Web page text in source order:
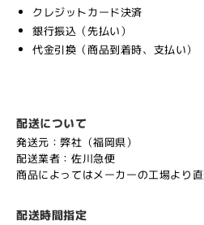
クレジットカード決済
銀行振込（先払い）
代金引換（商品到着時、支払い）
配送について
発送元：弊社（福岡県）
配送業者：佐川急便
商品によってはメーカーの工場より
配送時間指定